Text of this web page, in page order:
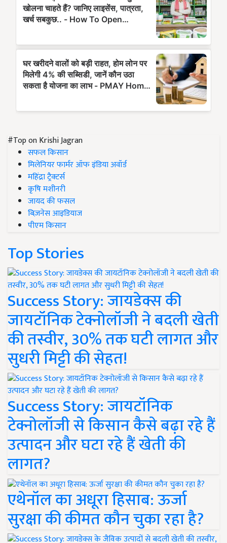
#Top on Krishi Jagran
सफल किसान
मिलेनियर फार्मर ऑफ इंडिया अवॉर्ड
महिंद्रा ट्रैक्टर्स
कृषि मशीनरी
जायद की फसल
बिज़नेस आइडियाज
पीएम किसान
Top Stories
Success Story: जायडेक्स की
जायटॉनिक टेक्नोलॉजी ने बदली खेती
की तस्वीर, 30% तक घटी लागत और
सुधरी मिट्टी की सेहत!
Success Story: जायटॉनिक
टेक्नोलॉजी से किसान कैसे बढ़ा रहे हैं
उत्पादन और घटा रहे हैं खेती की
लागत?
एथेनॉल का अधूरा हिसाब: ऊर्जा
सुरक्षा की कीमत कौन चुका रहा है?